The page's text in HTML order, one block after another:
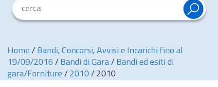
Home / Bandi, Concorsi, Avvisi e Incarichi fino al
19/09/2016 / Bandi di Gara / Bandi ed esiti di
gara/Forniture / 2010 / 2010